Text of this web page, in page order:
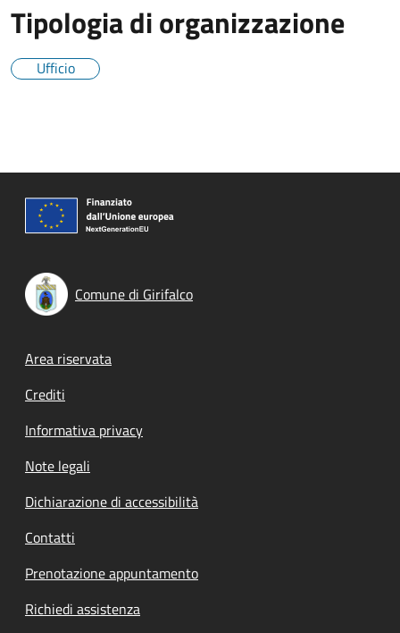
Tipologia di organizzazione
Ufficio
Comune di Girifalco
Footer menu
Area riservata
Crediti
Informativa privacy
Note legali
Dichiarazione di accessibilità
Contatti
Prenotazione appuntamento
Richiedi assistenza